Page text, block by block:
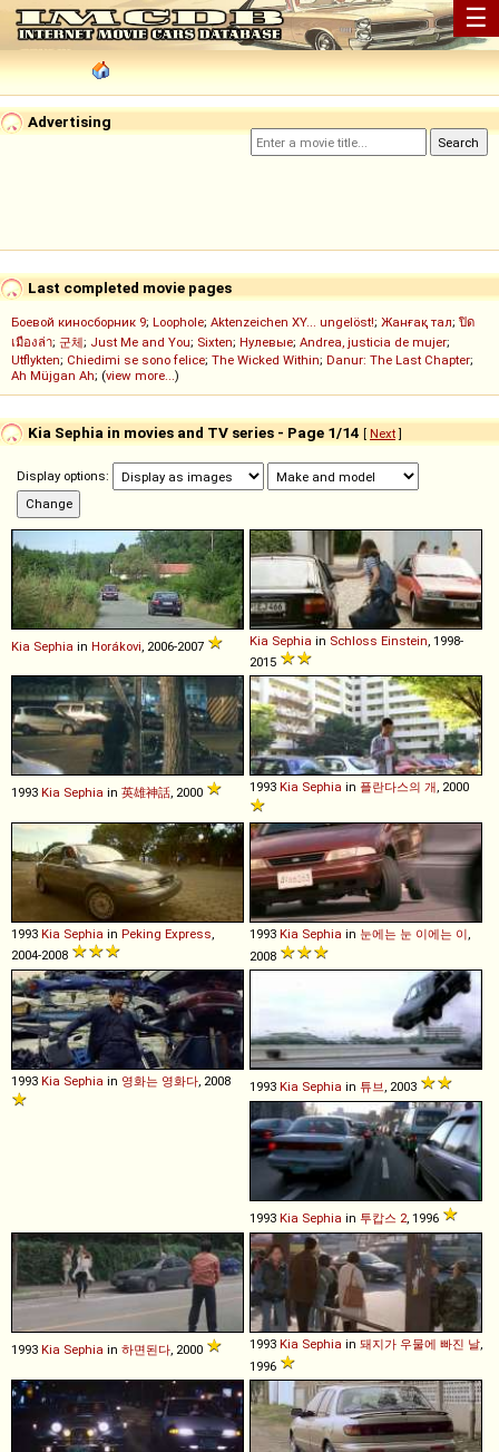
☰
Advertising
Last completed movie pages
Боевой киносборник 9; Loophole; Aktenzeichen XY... ungelöst!; Жанғақ тал; ปิด
เมืองล่า; 군체; Just Me and You; Sixten; Нулевые; Andrea, justicia de mujer;
Utflykten; Chiedimi se sono felice; The Wicked Within; Danur: The Last Chapter;
Ah Müjgan Ah; (view more...)
Kia Sephia in movies and TV series - Page 1/14 [ Next]
Display options:
Kia Sephia in Horákovi , 2006-2007 Kia Sephia in Schloss Einstein , 1998-
2015
1993 Kia Sephia in 英雄神話 , 2000 1993 Kia Sephia in 플란다스의 개 , 2000
1993 Kia Sephia in Peking Express
2004-2008
1993 Kia Sephia in 눈에는 눈 이에는 이
2008
1993 Kia Sephia in 영화는 영화다 , 2008 1993 Kia Sephia in 튜브 , 2003
1993 Kia Sephia in 투캅스 2 , 1996
1993 Kia Sephia in 하면된다 , 2000 1993 Kia Sephia in 돼지가 우물에 빠진 날
1996